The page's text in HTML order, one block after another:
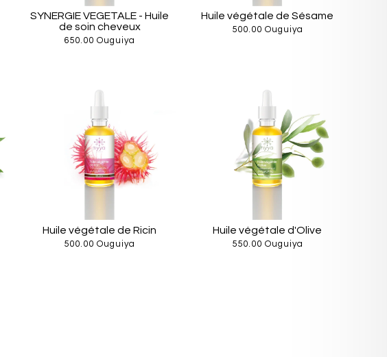
SYNERGIE VEGETALE - Huile
de soin cheveux
650.00 Ouguiya
Huile végétale de Sésame
500.00 Ouguiya
Huile végétale de Ricin
500.00 Ouguiya
Huile végétale d'Olive
550.00 Ouguiya